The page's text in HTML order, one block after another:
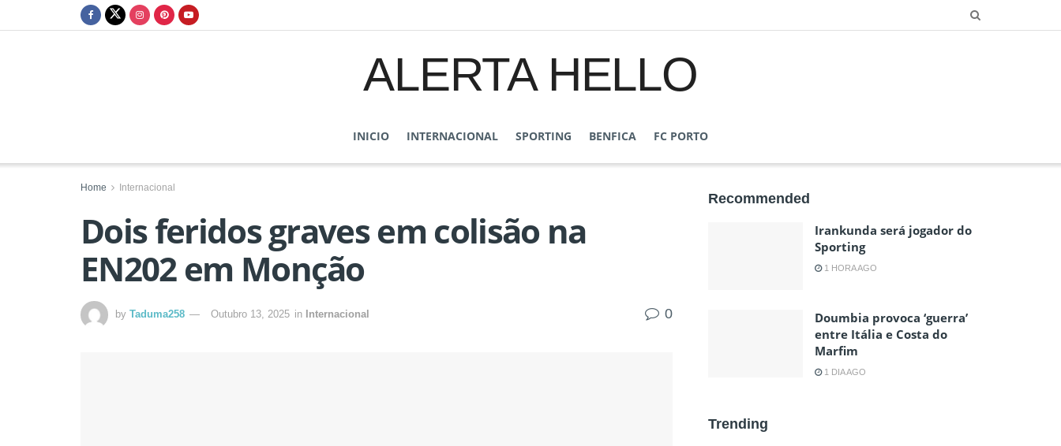
ALERTA HELLO
INICIO INTERNACIONAL SPORTING BENFICA FC PORTO
Home Internacional
Dois feridos graves em colisão na
EN202 em Monção
by Taduma258 Outubro 13, 2025 in Internacional 0
Recommended
Irankunda será jogador do
Sporting
1 HORA AGO
Doumbia provoca ‘guerra’
entre Itália e Costa do
Marfim
1 DIA AGO
Trending